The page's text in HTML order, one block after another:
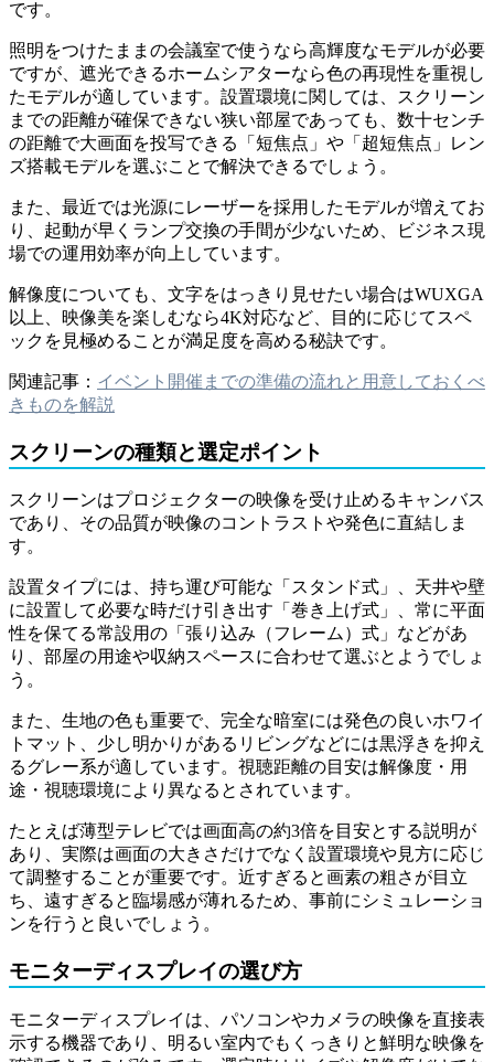
です。
照明をつけたままの会議室で使うなら高輝度なモデルが必要
ですが、遮光できるホームシアターなら色の再現性を重視し
たモデルが適しています。設置環境に関しては、スクリーン
までの距離が確保できない狭い部屋であっても、数十センチ
の距離で大画面を投写できる「短焦点」や「超短焦点」レン
ズ搭載モデルを選ぶことで解決できるでしょう。
また、最近では光源にレーザーを採用したモデルが増えてお
り、起動が早くランプ交換の手間が少ないため、ビジネス現
場での運用効率が向上しています。
解像度についても、文字をはっきり見せたい場合はWUXGA
以上、映像美を楽しむなら4K対応など、目的に応じてスペ
ックを見極めることが満足度を高める秘訣です。
関連記事： イベント開催までの準備の流れと用意しておくべ
きものを解説
スクリーンの種類と選定ポイント
スクリーンはプロジェクターの映像を受け止めるキャンバス
であり、その品質が映像のコントラストや発色に直結しま
す。
設置タイプには、持ち運び可能な「スタンド式」、天井や壁
に設置して必要な時だけ引き出す「巻き上げ式」、常に平面
性を保てる常設用の「張り込み（フレーム）式」などがあ
り、部屋の用途や収納スペースに合わせて選ぶとようでしょ
う。
また、生地の色も重要で、完全な暗室には発色の良いホワイ
トマット、少し明かりがあるリビングなどには黒浮きを抑え
るグレー系が適しています。視聴距離の目安は解像度・用
途・視聴環境により異なるとされています。
たとえば薄型テレビでは画面高の約3倍を目安とする説明が
あり、実際は画面の大きさだけでなく設置環境や見方に応じ
て調整することが重要です。近すぎると画素の粗さが目立
ち、遠すぎると臨場感が薄れるため、事前にシミュレーショ
ンを行うと良いでしょう。
モニターディスプレイの選び方
モニターディスプレイは、パソコンやカメラの映像を直接表
示する機器であり、明るい室内でもくっきりと鮮明な映像を